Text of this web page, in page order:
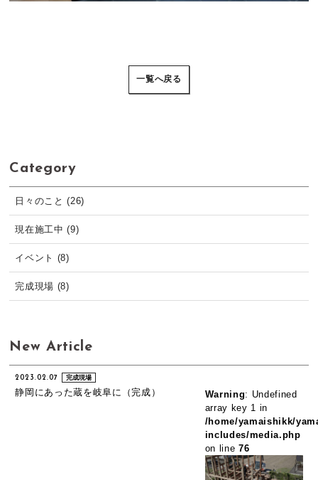
一覧へ戻る
Category
日々のこと (26)
現在施工中 (9)
イベント (8)
完成現場 (8)
New Article
Warning: Undefined
array key 1 in
/home/yamaishikk/
includes/media.php
on line76
2023.02.07 完成現場
静岡にあった蔵を岐阜に（完成）